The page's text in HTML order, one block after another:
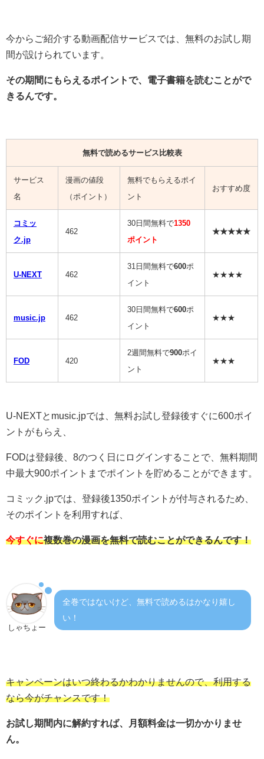
今からご紹介する動画配信サービスでは、無料のお試し期
間が設けられています。
その期間にもらえるポイントで、電子書籍を読むことがで
きるんです。
無料で読めるサービス比較表
サービス
名
漫画の値段
（ポイント）
無料でもらえるポイ
ント
おすすめ度
コミッ
ク.jp
462
30日間無料で1350
ポイント
★★★★★
U-NEXT 462
31日間無料で600ポ
イント
★★★★
music.jp 462
30日間無料で600ポ
イント
★★★
FOD 420
2週間無料で900ポイ
ント
★★★
U-NEXTとmusic.jpでは、無料お試し登録後すぐに600ポイ
ントがもらえ、
FODは登録後、8のつく日にログインすることで、無料期間
中最大900ポイントまでポイントを貯めることができます。
コミック.jpでは、登録後1350ポイントが付与されるため、
そのポイントを利用すれば、
今すぐに複数巻の漫画を無料で読むことができるんです！
しゃちょー
全巻ではないけど、無料で読めるはかなり嬉し
い！
キャンペーンはいつ終わるかわかりませんので、利用する
なら今がチャンスです！
お試し期間内に解約すれば、月額料金は一切かかりませ
ん。